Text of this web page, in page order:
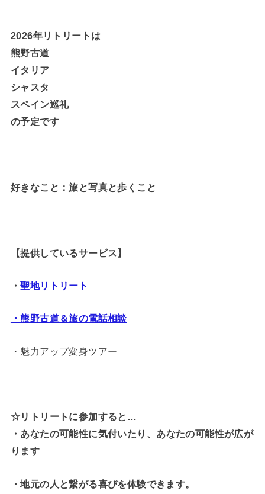
2026年リトリートは
熊野古道
イタリア
シャスタ
スペイン巡礼
の予定です
好きなこと：旅と写真と歩くこと
【提供しているサービス】
・聖地リトリート
・熊野古道＆旅の電話相談
・魅力アップ変身ツアー
☆リトリートに参加すると…
・ あなたの可能性に気付いたり、あなたの可能性が広が
ります
・地元の人と繋がる喜びを体験できます。